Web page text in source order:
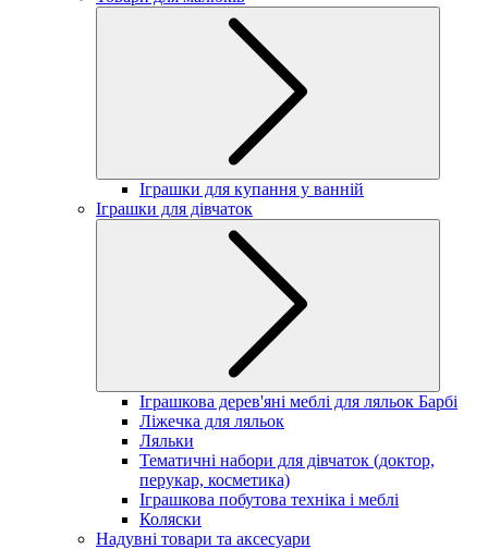
Іграшки для купання у ванній
Іграшки для дівчаток
Іграшкова дерев'яні меблі для ляльок Барбі
Ліжечка для ляльок
Ляльки
Тематичні набори для дівчаток (доктор,
перукар, косметика)
Іграшкова побутова техніка і меблі
Коляски
Надувні товари та аксесуари